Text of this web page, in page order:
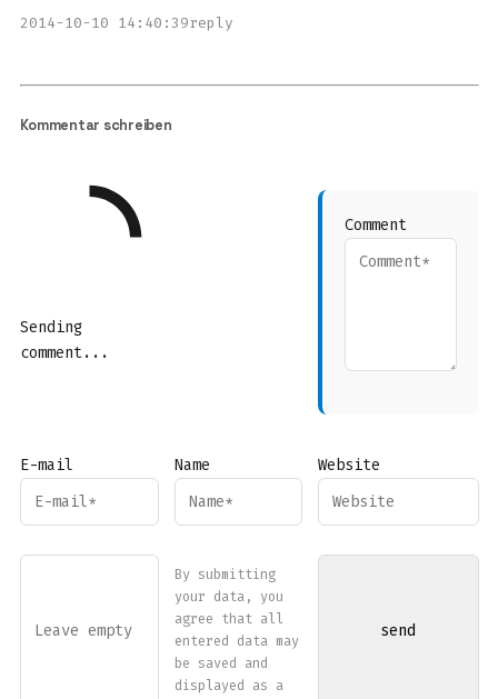
2014-10-10 14:40:39reply
Kommentar schreiben
Sending
comment...
Comment
E-mail Name Website
By submitting
your data, you
agree that all
entered data may
be saved and
displayed as a